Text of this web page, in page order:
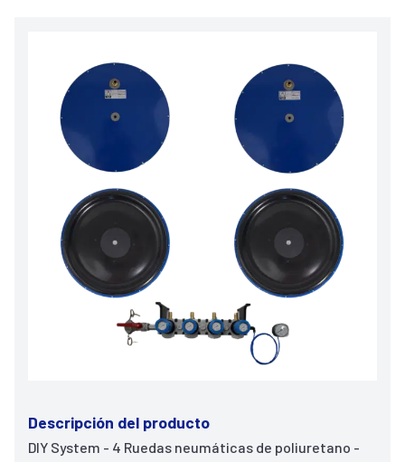
Descripción del producto
DIY System - 4 Ruedas neumáticas de poliuretano -